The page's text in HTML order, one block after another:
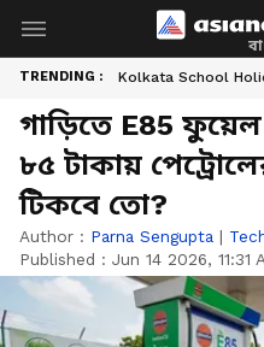
TRENDING : Kolkata School
গাড়িতে E85
৮৫ টাকায়
টিকবে তো?
Author : Parna Sengupta |
Published : Jun 14 2026, 11:31